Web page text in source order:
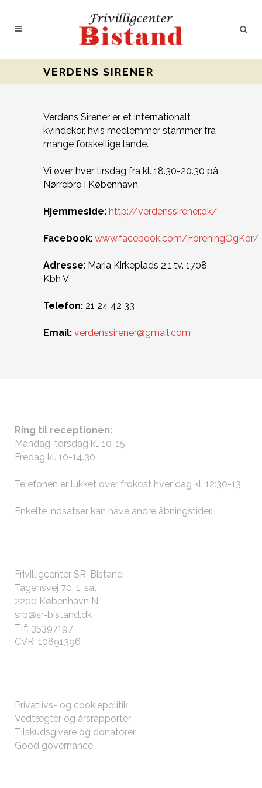
VERDENS SIRENER
Verdens Sirener er et internationalt
kvindekor, hvis medlemmer stammer fra
mange forskellige lande.
Vi øver hver tirsdag fra kl. 18.30-20.30 på
Nørrebro i København.
Hjemmeside: http://verdenssirener.dk/
Facebook: www.facebook.com/ForeningOgKor/
Adresse: Maria Kirkeplads 2,1.tv. 1708
Kbh V
Telefon: 21 24 42 33
Email: verdenssirener@gmail.com
Ring til receptionen:
Mandag-torsdag kl. 10-15
Fredag kl. 10-14.30
Telefonen er lukket over frokost hver dag kl. 12:30-13
Enkelte indsatser kan have andre åbningstider.
Frivilligcenter SR-Bistand
Tagensvej 70, 1. sal
2200 København N
srb@sr-bistand.dk
Tlf: 35397197
CVR: 10891396
Privatlivs- og cookiepolitik
Vedtægter og årsrapporter
Tilskudsgivere og donatorer
Good governance